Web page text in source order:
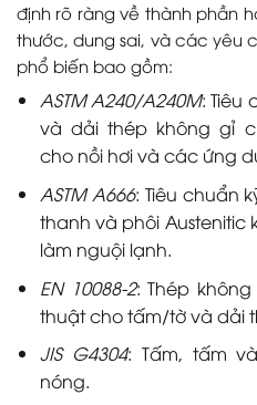
định rõ ràng về thành phần
thước, dung sai, và các yêu
phổ biến bao gồm:
ASTM A240/A240M: Tiêu
và dải thép không gỉ
cho nồi hơi và các ứng
ASTM A666: Tiêu chuẩn
thanh và phôi Austenitic
làm nguội lạnh.
EN 10088-2: Thép
thuật cho tấm/tờ và dải
JIS G4304: Tấm, tấm
nóng.